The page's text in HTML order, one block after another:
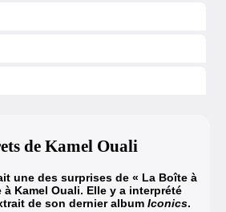
de Kamel Ouali
une des surprises de « La Boîte à
à Kamel Ouali. Elle y a interprété
de son dernier album Iconics.